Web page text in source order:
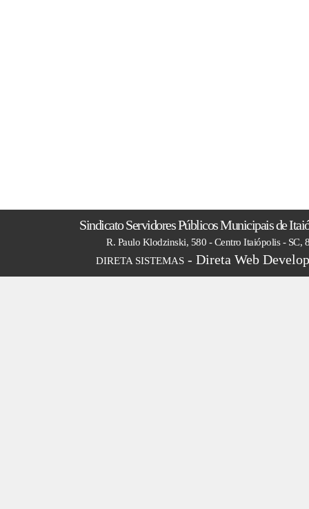
Sindicato Servidores Públicos Municipais de
R. Paulo Klodzinski, 580 - Centro Itaiópolis - SC,
DIRETA SISTEMAS- Direta Web